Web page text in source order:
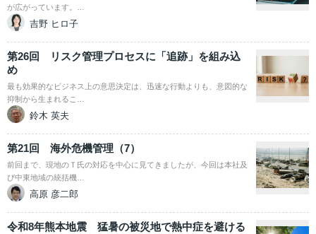
が広がっています。…
吉野 ヒロ子
第26回 リスク管理プロセスに「追跡」を組み込
め
最も効果的なビジネス上の意思決定は、迅速な行動よりも、意図的な
抑制から生まれるこ…
鈴木 英夫
第21回 海外危機管理（7）
前回まで、現地のＴ氏の対応を中心に見てきましたが、今回は本社及
び中東地域の統括機…
高原 彦二郎
令和8年熊本地震 猛暑の被災地で熱中症を避ける